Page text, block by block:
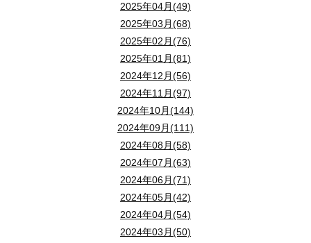
2025年04月(49)
2025年03月(68)
2025年02月(76)
2025年01月(81)
2024年12月(56)
2024年11月(97)
2024年10月(144)
2024年09月(111)
2024年08月(58)
2024年07月(63)
2024年06月(71)
2024年05月(42)
2024年04月(54)
2024年03月(50)